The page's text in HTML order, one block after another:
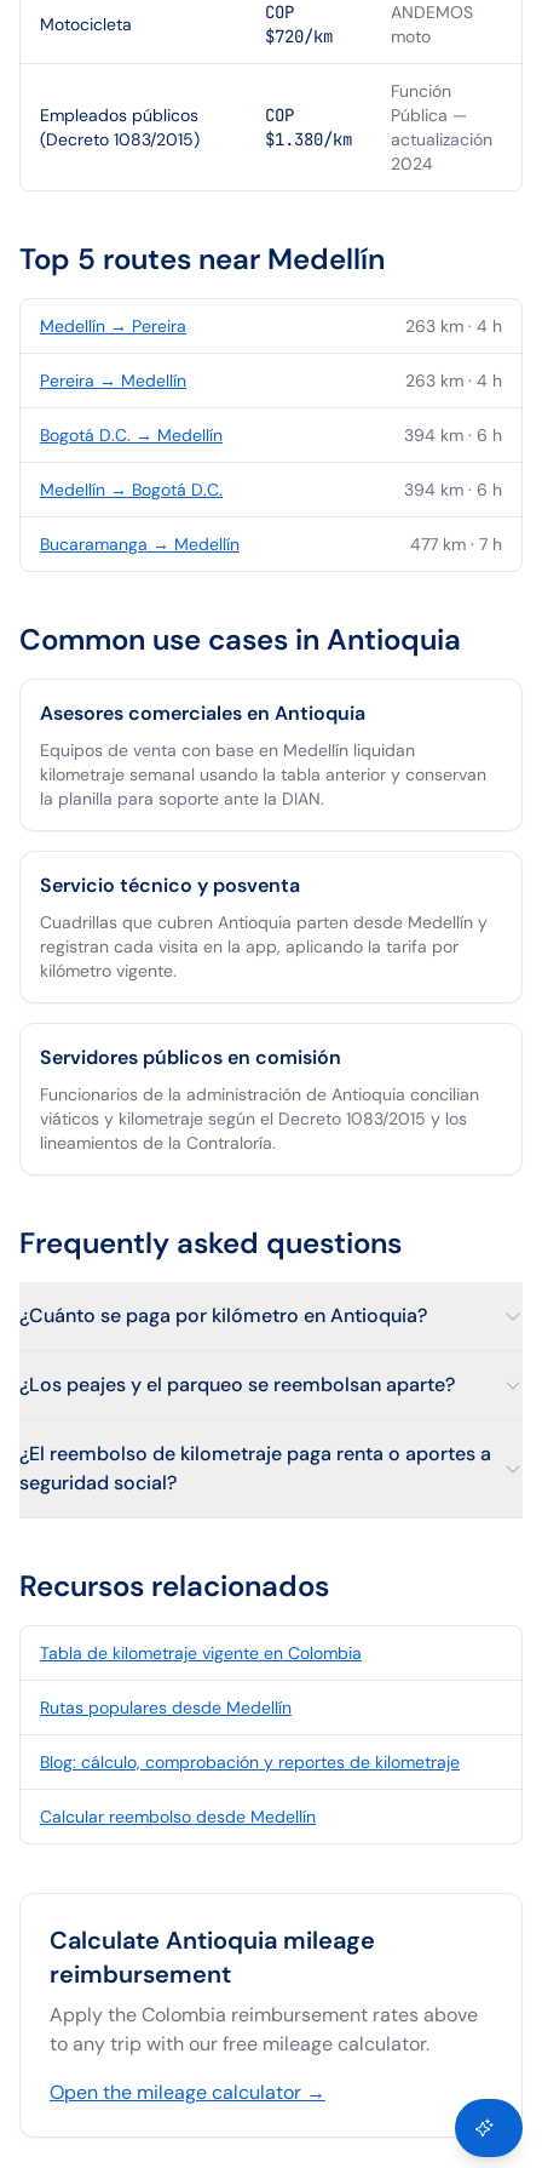
Motocicleta
COP
$720/km
ANDEMOS
moto
Empleados públicos
(Decreto 1083/2015)
COP
$1.380/km
Función
Pública —
actualización
2024
Top 5 routes near Medellín
Medellín → Pereira 263 km · 4 h
Pereira → Medellín 263 km · 4 h
Bogotá D.C. → Medellín 394 km · 6 h
Medellín → Bogotá D.C. 394 km · 6 h
Bucaramanga → Medellín 477 km · 7 h
Common use cases in Antioquia
Asesores comerciales en Antioquia
Equipos de venta con base en Medellín liquidan
kilometraje semanal usando la tabla anterior y conservan
la planilla para soporte ante la DIAN.
Servicio técnico y posventa
Cuadrillas que cubren Antioquia parten desde Medellín y
registran cada visita en la app, aplicando la tarifa por
kilómetro vigente.
Servidores públicos en comisión
Funcionarios de la administración de Antioquia concilian
viáticos y kilometraje según el Decreto 1083/2015 y los
lineamientos de la Contraloría.
Frequently asked questions
¿Cuánto se paga por kilómetro en Antioquia?
¿Los peajes y el parqueo se reembolsan aparte?
¿El reembolso de kilometraje paga renta o aportes a
seguridad social?
Recursos relacionados
Tabla de kilometraje vigente en Colombia
Rutas populares desde Medellín
Blog: cálculo, comprobación y reportes de kilometraje
Calcular reembolso desde Medellín
Calculate Antioquia mileage
reimbursement
Apply theColombia reimbursement rates above
to any trip with our free mileage calculator.
Open the mileage calculator →